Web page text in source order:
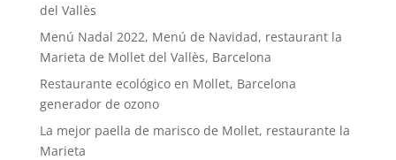
del Vallès
Menú Nadal 2022, Menú de Navidad, restaurant la
Marieta de Mollet del Vallès, Barcelona
Restaurante ecológico en Mollet, Barcelona
generador de ozono
La mejor paella de marisco de Mollet, restaurante la
Marieta